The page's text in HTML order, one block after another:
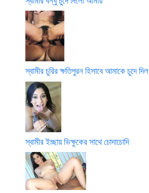
স্বামীর চুরির ক্ষতিপুরন হিসাবে আমাকে চুদে দিল
স্বামীর ইচ্ছায় ভিক্ষুকের সাথে চোদাচোদি